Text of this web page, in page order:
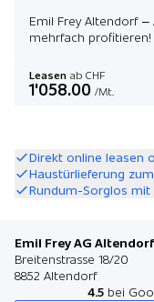
Emil Frey Altendorf
mehrfach profitieren!
Leasen ab CHF
1'058.00 /Mt.
Direkt online leasen
Haustürlieferung
Rundum-Sorglos mit
Emil Frey AG Altendorf
Breitenstrasse 18/20
8852 Altendorf
4.5 bei